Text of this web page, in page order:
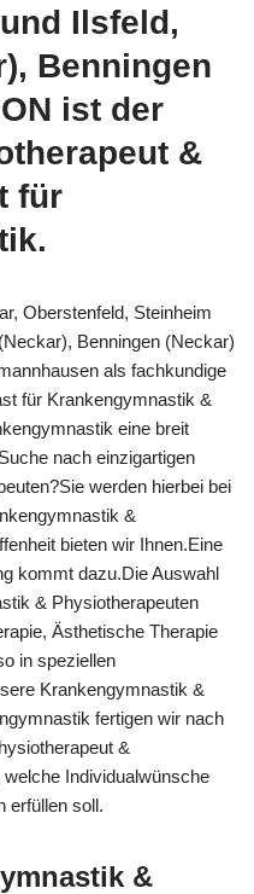
Ilsfeld,
Benningen
ist der
&
für
Oberstenfeld, Steinheim
Benningen (Neckar)
als fachkundige
für Krankengymnastik &
eine breit
nach einzigartigen
werden hierbei bei
&
bieten wir Ihnen.Eine
kommt dazu.Die Auswahl
& Physiotherapeuten
Ästhetische Therapie
in speziellen
Krankengymnastik &
fertigen wir nach
&
Individualwünsche
erfüllen soll.
&